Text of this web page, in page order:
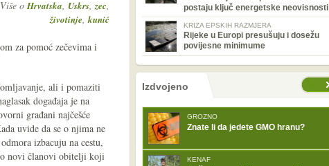
Više oHrvatska, Uskrs,zec,
životinje,kunić
za pomoć zečevima i
ali i pomaziti
događaja je na
građani najčešće
uvide da se o njima ne
izbacuju na cestu,
novi članovi obitelji koji
postaju ključ energetske neovisnosti
KRIZA EPSKIH RAZMJERA
Rijeke u Europi presušuju i dosežu
povijesne minimume
nema prethodne stranice
sljedećeIzdvojeno
GROZNO
Znate li da jedete GMO hranu?
KENAF